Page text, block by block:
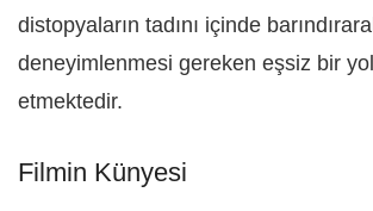
distopyaların tadını içinde
deneyimlenmesi gereken eşsiz bir
etmektedir.
Filmin Künyesi